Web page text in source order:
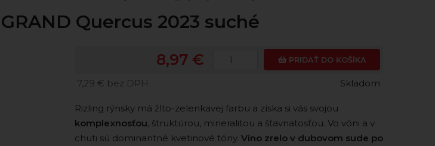
Quercus 2023 suché
8,97 €
7,29 € bez DPH
PRIDAŤ DO KOŠÍKA
Skladom
Rizling rýnsky má žlto-zelenkavej farbu a získa si vás svojou
komplexnosťou, štruktúrou, mineralitou a šťavnatosťou. Vo vôni a v
chuti sú dominantné kvetinové tóny. Víno zrelo v dubovom sude po